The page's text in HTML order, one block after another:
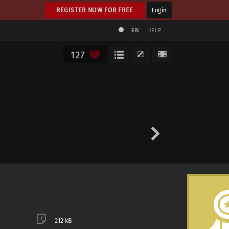
REGISTER NOW FOR FREE Login
EN HELP
127
212 kB